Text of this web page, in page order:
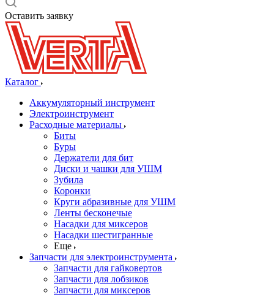
Оставить заявку
Каталог
Аккумуляторный инструмент
Электроинструмент
Расходные материалы
Биты
Буры
Держатели для бит
Диски и чашки для УШМ
Зубила
Коронки
Круги абразивные для УШМ
Ленты бесконечые
Насадки для миксеров
Насадки шестигранные
Еще
Запчасти для электроинструмента
Запчасти для гайковертов
Запчасти для лобзиков
Запчасти для миксеров